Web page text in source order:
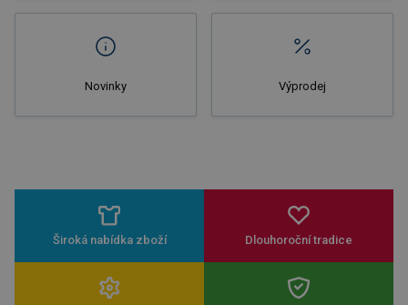
Novinky Výprodej
Široká nabídka zboží Dlouhoroční tradice